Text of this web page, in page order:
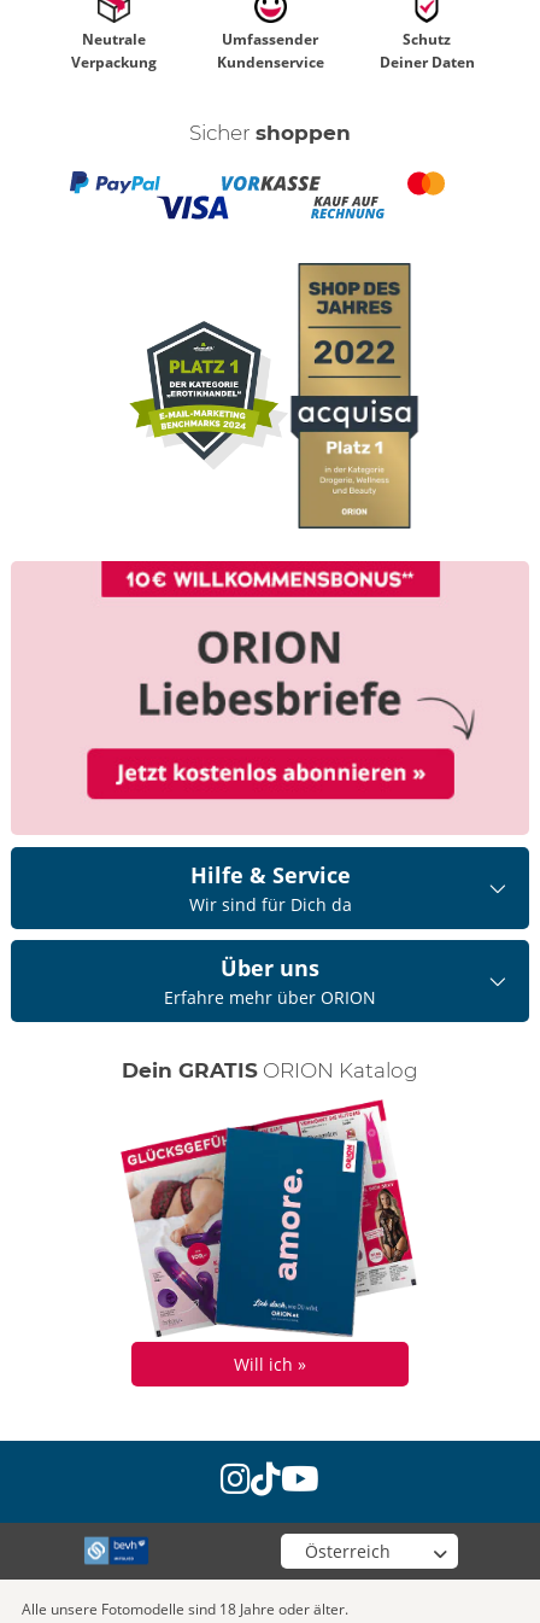
Neutrale
Verpackung
Umfassender
Kundenservice
Schutz
Deiner Daten
Sicher shoppen
Hilfe & Service
Wir sind für Dich da
Über uns
Erfahre mehr über ORION
Dein GRATIS ORION Katalog
Will ich »
instagram
tiktok
youtube
Wähle deinen Shop
Alle unsere Fotomodelle sind 18 Jahre oder älter.